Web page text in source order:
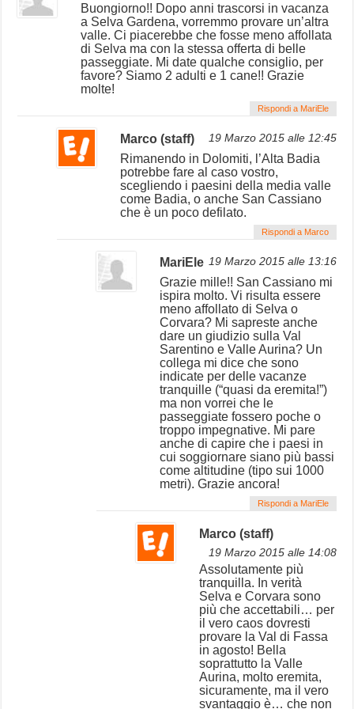
Buongiorno!! Dopo anni trascorsi in vacanza
a Selva Gardena, vorremmo provare un’altra
valle. Ci piacerebbe che fosse meno affollata
di Selva ma con la stessa offerta di belle
passeggiate. Mi date qualche consiglio, per
favore? Siamo 2 adulti e 1 cane!! Grazie
molte!
Rispondi a MariEle
Marco (staff) 19 Marzo 2015 alle 12:45
Rimanendo in Dolomiti, l’Alta Badia
potrebbe fare al caso vostro,
scegliendo i paesini della media valle
come Badia, o anche San Cassiano
che è un poco defilato.
Rispondi a Marco
MariEle 19 Marzo 2015 alle 13:16
Grazie mille!! San Cassiano mi
ispira molto. Vi risulta essere
meno affollato di Selva o
Corvara? Mi sapreste anche
dare un giudizio sulla Val
Sarentino e Valle Aurina? Un
collega mi dice che sono
indicate per delle vacanze
tranquille (“quasi da eremita!”)
ma non vorrei che le
passeggiate fossero poche o
troppo impegnative. Mi pare
anche di capire che i paesi in
cui soggiornare siano più bassi
come altitudine (tipo sui 1000
metri). Grazie ancora!
Rispondi a MariEle
Marco (staff)
19 Marzo 2015 alle 14:08
Assolutamente più
tranquilla. In verità
Selva e Corvara sono
più che accettabili… per
il vero caos dovresti
provare la Val di Fassa
in agosto! Bella
soprattutto la Valle
Aurina, molto eremita,
sicuramente, ma il vero
svantaggio è… che non